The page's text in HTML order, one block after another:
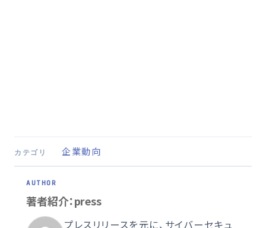
カテゴリ 企業動向
著者紹介：press
プレスリリースを元に、サイバーセキュ